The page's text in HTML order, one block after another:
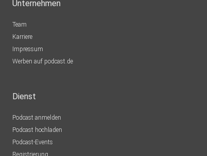
Unternehmen
Team
Karriere
Impressum
Werben auf podcast.de
Dienst
Podcast anmelden
Podcast hochladen
Podcast-Events
Registrierung